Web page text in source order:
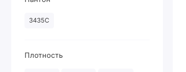
3435C
Плотность